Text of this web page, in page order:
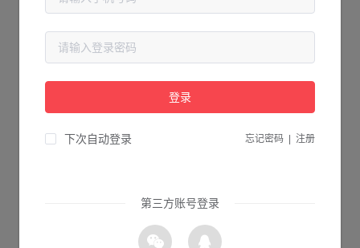
请检查您输入的网址是否正确，或点击下面的按钮返回首页。
登录
下次自动登录 忘记密码 注册
第三方账号登录